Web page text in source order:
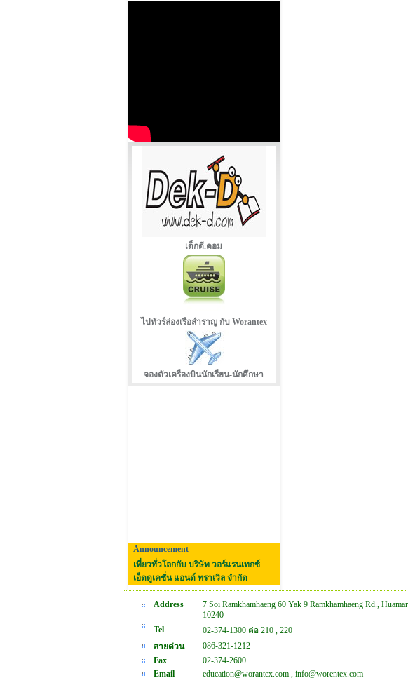
เด็กดี.คอม
ไปทัวร์ล่องเรือสำราญ กับ Worantex
จองตัวเครืองบินนักเรียน-นักศึกษา
Announcement
เที่ยวทั่วโลกกับ บริษัท วอร์แรนเทกซ์
เอ็ดดูเคชั่น แอนด์ ทราเวิล จำกัด
Address
7 Soi Ramkhamhaeng 60 Yak 9 Ramkhamhaeng Rd.,
10240
Tel
02-374-1300 ต่อ 210 , 220
สายด่วน
086-321-1212
Fax
02-374-2600
Email
education@worantex.com , info@worentex.com